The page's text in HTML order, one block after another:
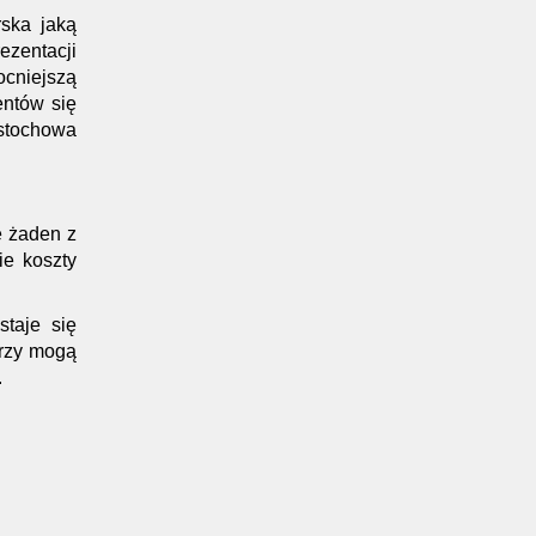
jaką
się
żaden z
koszty
się
mogą